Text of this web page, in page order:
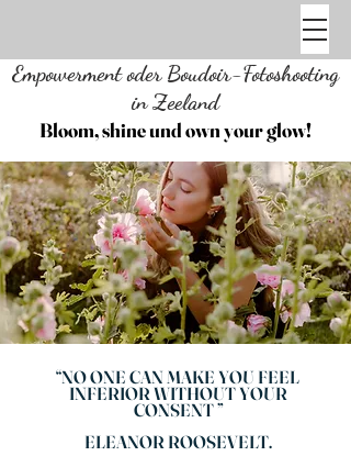
Empowerment oder Boudoir-Fotoshooting
in Zeeland
Bloom, shine und own your glow!
“NO ONE CAN MAKE YOU FEEL
INFERIOR WITHOUT YOUR
CONSENT ”
ELEANOR ROOSEVELT.